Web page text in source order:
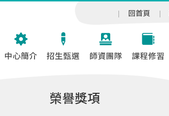
回首頁
中心簡介 招生甄選 師資團隊 課程修習
榮譽獎項